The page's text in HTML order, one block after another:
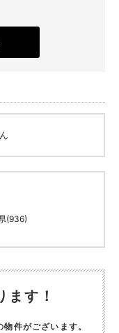
(936)
ます！
件がございます。